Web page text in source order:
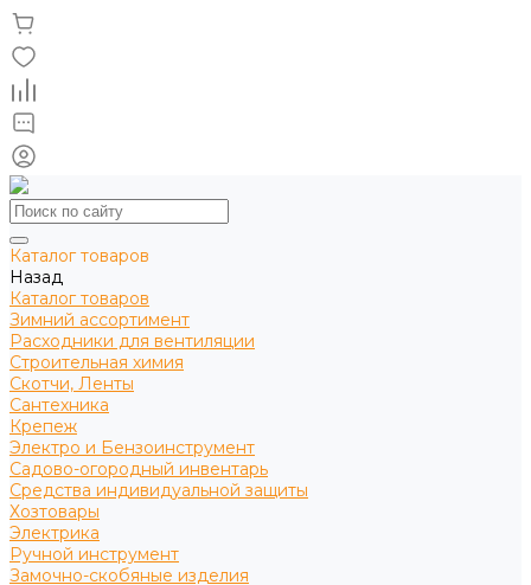
Каталог товаров
Назад
Каталог товаров
Зимний ассортимент
Расходники для вентиляции
Строительная химия
Скотчи, Ленты
Сантехника
Крепеж
Электро и Бензоинструмент
Садово-огородный инвентарь
Средства индивидуальной защиты
Хозтовары
Электрика
Ручной инструмент
Замочно-скобяные изделия